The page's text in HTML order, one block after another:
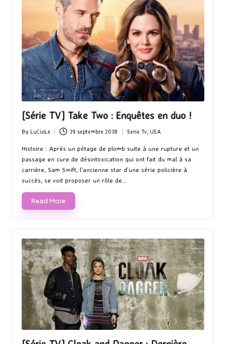
[Série TV] Take Two : Enquêtes en duo !
Posted
by
By LuCioLe 19 septembre 2018
Posted
in
Serie Tv, USA
Histoire : Après un pétage de plomb suite à une rupture et un
passage en cure de désintoxication qui ont fait du mal à sa
carrière, Sam Swift, l'ancienne star d'une série policière à
succès, se voit proposer un rôle de…
Read More